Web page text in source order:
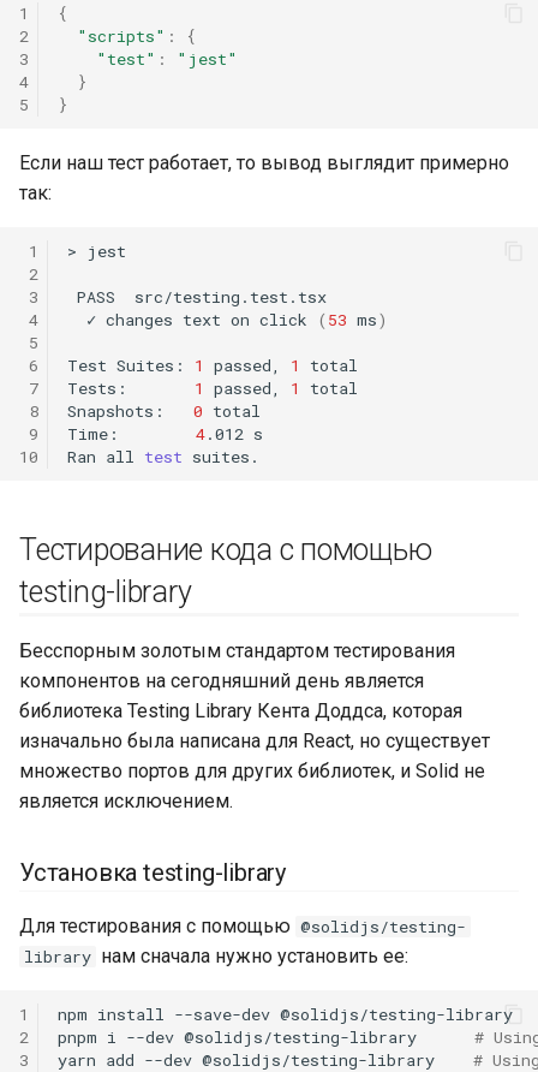
1
2
3
4
5
{
"scripts" :
{
"test" :
"jest"
}
}
Если наш тест работает, то вывод выглядит примерно
так:
1
2
3
4
5
6
7
8
9
10
> jest
PASS
✓ changes text on click ( 53 ms)
Test Suites: 1 passed, 1
total
Tests:
1 passed, 1
total
Snapshots:
0 total
Time:
4.012 s
Ran all test
Тестирование кода с помощью
testing-library
Бесспорным золотым стандартом тестирования
компонентов на сегодняшний день является
библиотека Testing Library Кента Доддса, которая
изначально была написана для React, но существует
множество портов для других библиотек, и Solid не
является исключением.
Установка testing-library
Для тестирования с помощью @solidjs/testing-
library нам сначала нужно установить ее:
1
2
3
npm install --save-dev @solidjs/testing-library
pnpm i --dev @solidjs/testing-library
#
yarn add --dev @solidjs/testing-library #